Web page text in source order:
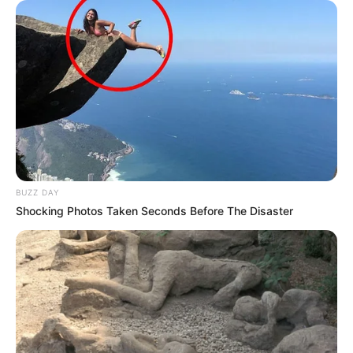
ZEturf.fr : 5 – 3 – 10 – 2 – 7 – 9 – 1 – 11
Découvrez encore plus dePronos de la presse avec le Turf
complet du jour
.
MEILLEURES OFFRES DE LA SEMAINE !
BUZZ DAY
Shocking Photos Taken Seconds Before The Disaster